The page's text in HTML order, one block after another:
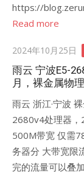
https://
Read more
Posted
on
2024年10月25日
雨云 宁波E5-
月，裸金属物
雨云 浙江·宁波
2680v4处理器，
500M带宽 仅需
务器分 大带宽限
完的流量可以叠